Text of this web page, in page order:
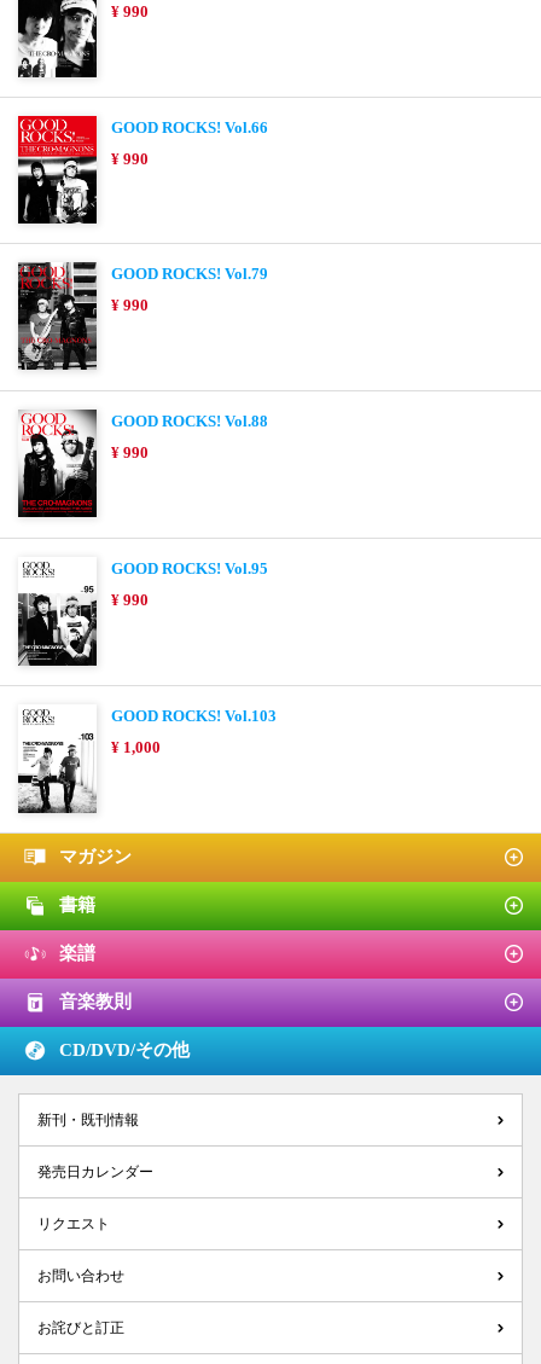
¥ 990
GOOD ROCKS! Vol.66
¥ 990
GOOD ROCKS! Vol.79
¥ 990
GOOD ROCKS! Vol.88
¥ 990
GOOD ROCKS! Vol.95
¥ 990
GOOD ROCKS! Vol.103
¥ 1,000
マガジン
書籍
楽譜
音楽教則
CD/DVD/その他
新刊・既刊情報
発売日カレンダー
リクエスト
お問い合わせ
お詫びと訂正